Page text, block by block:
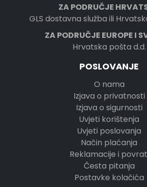
ZA PODRUČJE
GLS dostavna služba ili
ZA PODRUČJE EUROPE I
Hrvatska pošta d.d.
POSLOVANJE
O nama
Izjava o privatnosti
Izjava o sigurnosti
Uvjeti korištenja
Uvjeti poslovanja
Način plaćanja
Reklamacije i
Česta pitanja
Postavke kolačića